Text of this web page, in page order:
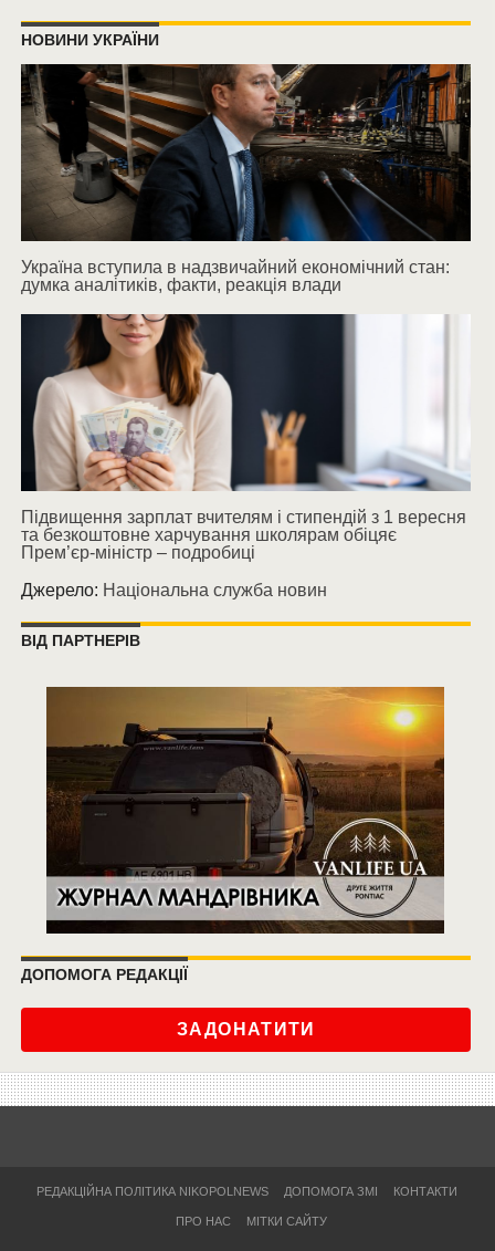
НОВИНИ УКРАЇНИ
Україна вступила в надзвичайний економічний стан:
думка аналітиків, факти, реакція влади
Підвищення зарплат вчителям і стипендій з 1 вересня
та безкоштовне харчування школярам обіцяє
Прем’єр-міністр – подробиці
Джерело: Національна служба новин
ВІД ПАРТНЕРІВ
ДОПОМОГА РЕДАКЦІЇ
ЗАДОНАТИТИ
РЕДАКЦІЙНА ПОЛІТИКА NIKOPOLNEWS ДОПОМОГА ЗМІ КОНТАКТИ
ПРО НАС МІТКИ САЙТУ